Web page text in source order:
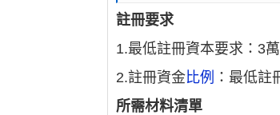
註冊要求
1.最低註冊資本要求：3萬
2.註冊資金比例 ：最低註
所需材料清單